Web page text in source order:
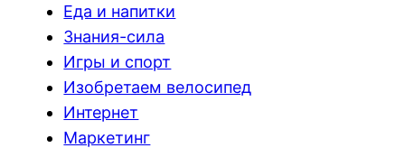
Еда и напитки
Знания-сила
Игры и спорт
Изобретаем велосипед
Интернет
Маркетинг